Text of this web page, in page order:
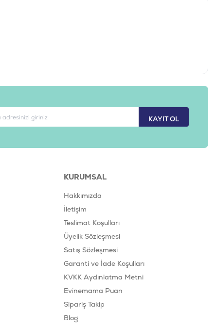
KAYIT OL
KURUMSAL
Hakkımızda
İletişim
Teslimat Koşulları
Üyelik Sözleşmesi
Satış Sözleşmesi
Garanti ve İade Koşulları
KVKK Aydınlatma Metni
Evinemama Puan
Sipariş Takip
Blog